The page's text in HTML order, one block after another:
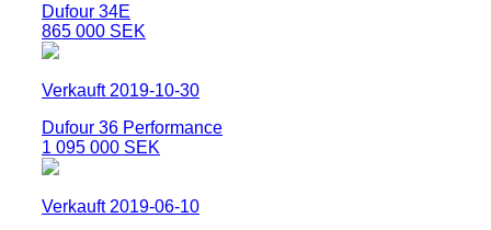
Dufour 34E
865 000 SEK
Verkauft 2019-10-30
Dufour 36 Performance
1 095 000 SEK
Verkauft 2019-06-10